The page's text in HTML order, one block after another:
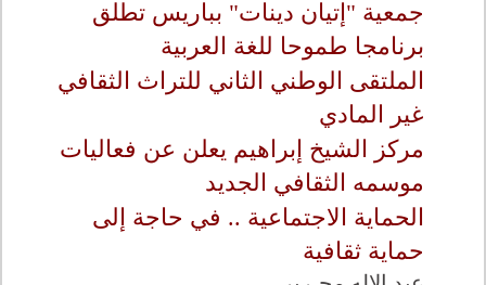
جمعية "إتيان دينات" بباريس تطلق
برنامجا طموحا للغة العربية
الملتقى الوطني الثاني للتراث الثقافي
غير المادي
مركز الشيخ إبراهيم يعلن عن فعاليات
موسمه الثقافي الجديد
الحماية الاجتماعية .. في حاجة إلى
حماية ثقافية